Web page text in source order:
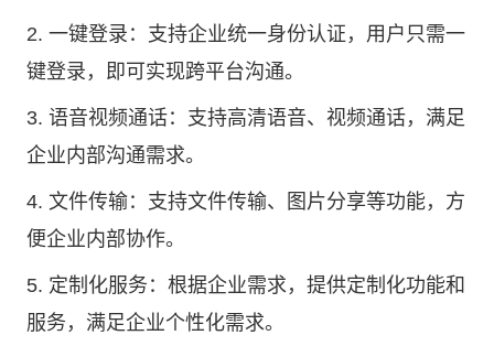
2. 一键登录：支持企业统一身份认证，用户只需一
键登录，即可实现跨平台沟通。
3. 语音视频通话：支持高清语音、视频通话，满足
企业内部沟通需求。
4. 文件传输：支持文件传输、图片分享等功能，方
便企业内部协作。
5. 定制化服务：根据企业需求，提供定制化功能和
服务，满足企业个性化需求。